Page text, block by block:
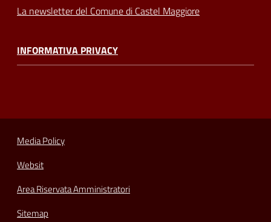
La newsletter del Comune di Castel Maggiore
INFORMATIVA PRIVACY
Media Policy
Websit
Area Riservata Amministratori
Sitemap